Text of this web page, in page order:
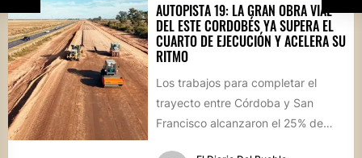
AUTOPISTA 19: LA GRAN OBRA VIAL
DEL ESTE CORDOBÉS YA SUPERA EL
CUARTO DE EJECUCIÓN Y ACELERA SU
RITMO
Los trabajos para completar el
trayecto entre Córdoba y San
Francisco alcanzaron el 25% de